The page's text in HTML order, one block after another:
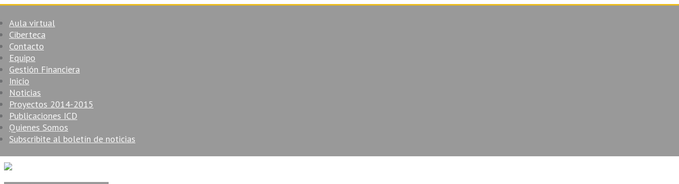
Aula virtual
Ciberteca
Contacto
Equipo
Gestión Financiera
Inicio
Noticias
Proyectos 2014-2015
Publicaciones ICD
Quienes Somos
Subscribite al boletín de noticias